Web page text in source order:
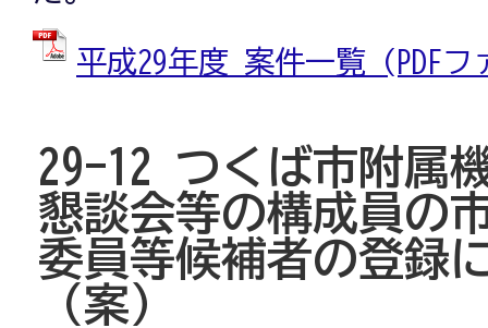
平成29年度 案件一覧 (PDF
29-12 つくば市附属
懇談会等の構成員の
委員等候補者の登録
（案）